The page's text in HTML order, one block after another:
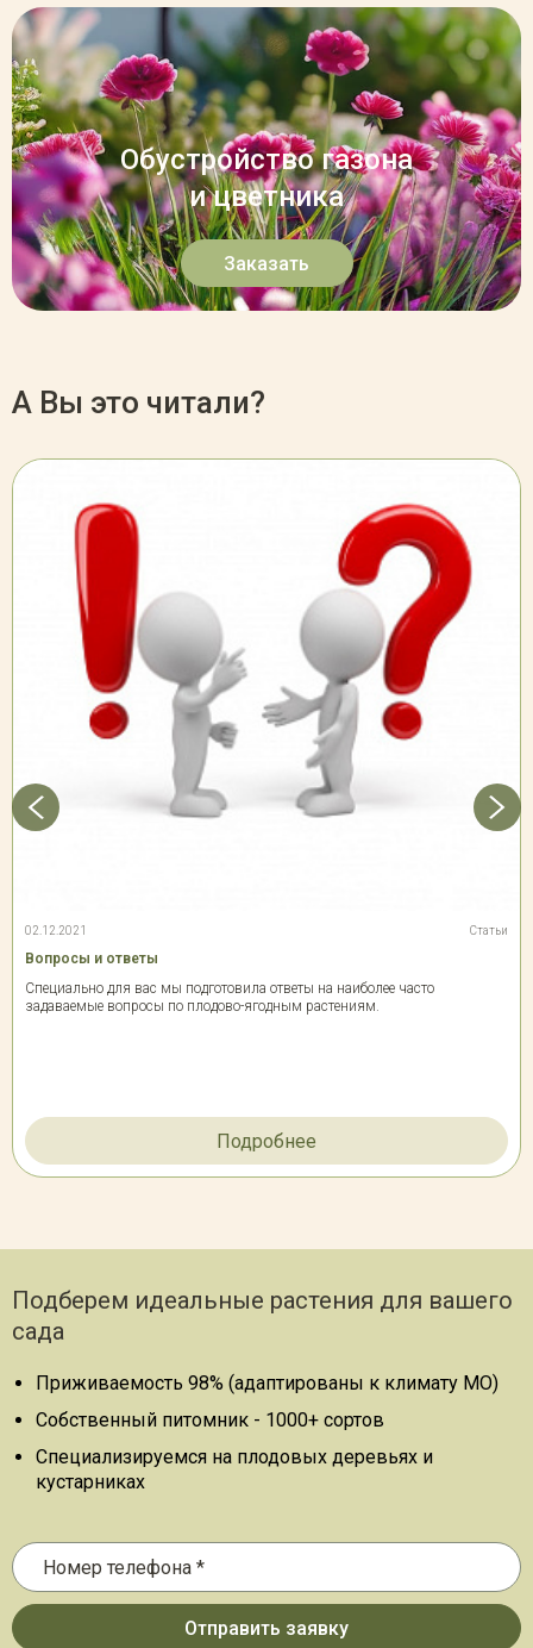
Обустройство газона
и цветника
Заказать
А Вы это читали?
02.12.2021 Статьи
Вопросы и ответы
Специально для вас мы подготовила ответы на наиболее часто
задаваемые вопросы по плодово-ягодным растениям.
Подробнее
Подберем идеальные растения для вашего
сада
Приживаемость 98% (адаптированы к климату МО)
Собственный питомник - 1000+ сортов
Специализируемся на плодовых деревьях и
кустарниках